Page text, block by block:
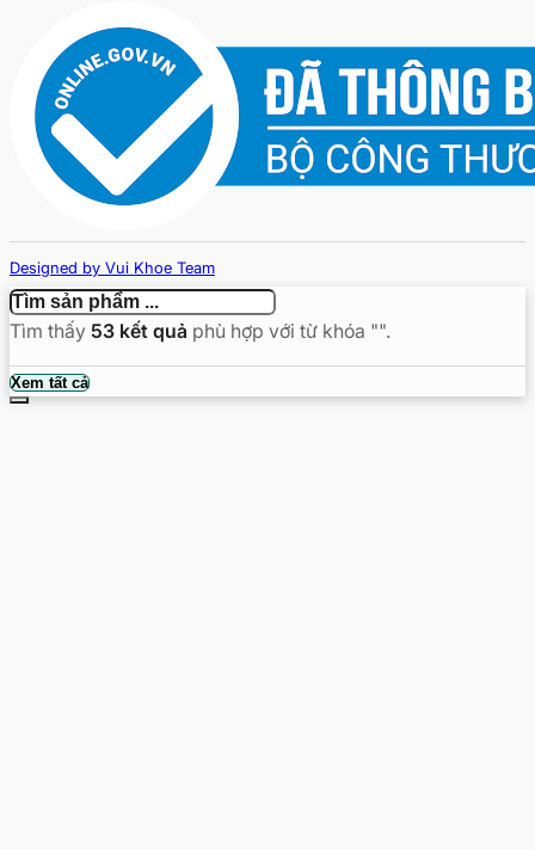
Designed by Vui Khoe Team
Copyright © 2026 - vuikhoe.vn
Tìm thấy 53 kết quả phù hợp với từ khóa "".
Tìm
kiếm
Xem tất cả